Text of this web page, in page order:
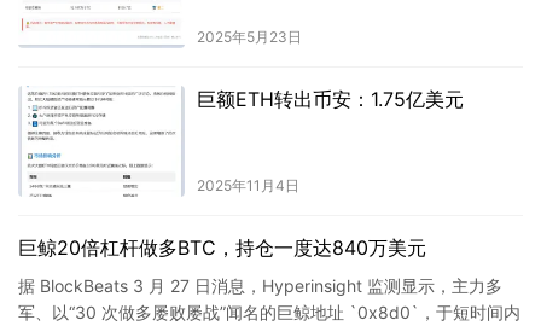
2025年5月23日
巨额ETH转出币安：1.75亿美元
2025年11月4日
巨鲸20倍杠杆做多BTC，持仓一度达840万美元
据 BlockBeats 3 月 27 日消息，Hyperinsight 监测显示，主力多
军、以“30 次做多屡败屡战”闻名的巨鲸地址 `0x8d0`，于短时间内